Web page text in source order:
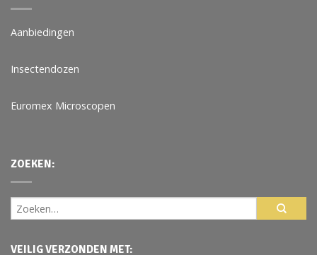
Aanbiedingen
Insectendozen
Euromex Microscopen
ZOEKEN:
VEILIG VERZONDEN MET: